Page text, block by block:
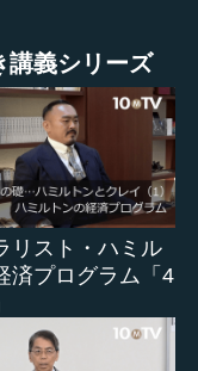
えた」といえるか
ォルニアのリベラ
いう時代には、も
、そういった、今
ちが、これからア
を常に考えなけれ
すし、われわれの
プ支持に繋がっ
講義シリーズ
リスト・ハミル
済プログラム「4